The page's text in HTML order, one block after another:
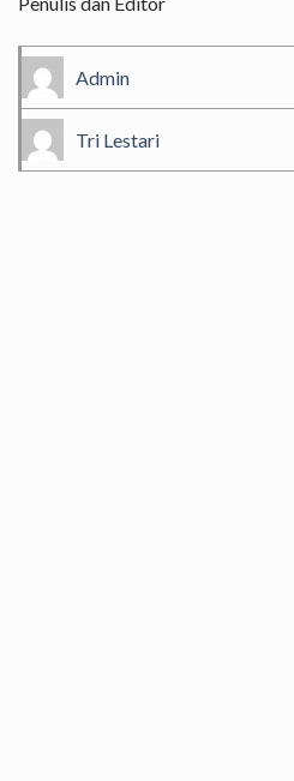
Admin
Tri Lestari